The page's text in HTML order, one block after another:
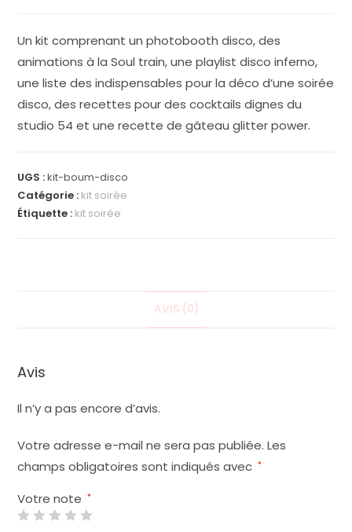
Un kitcomprenant un photobooth disco, des
animations à la Soul train, une playlist disco inferno,
une liste des indispensables pour la déco d’une soirée
disco, des recettes pour des cocktails dignes du
studio 54 et une recette de gâteau glitter power.
UGS :kit-boum-disco
Catégorie : kit soirée
Étiquette : kit soirée
AVIS (0)
Avis
Il n’y a pas encore d’avis.
Votre adresse e-mail ne sera pas publiée. Les
champs obligatoires sont indiqués avec *
Votre note *